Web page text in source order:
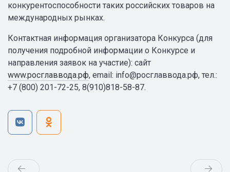
конкурентоспособности таких российских товаров на
международных рынках.
Контактная информация организатора Конкурса (для
получения подробной информации о Конкурсе и
направления заявок на участие): сайт
www.росглаввода.рф, email: info@росглаввода.рф, тел.:
+7 (800) 201-72-25, 8(910)818-58-87.